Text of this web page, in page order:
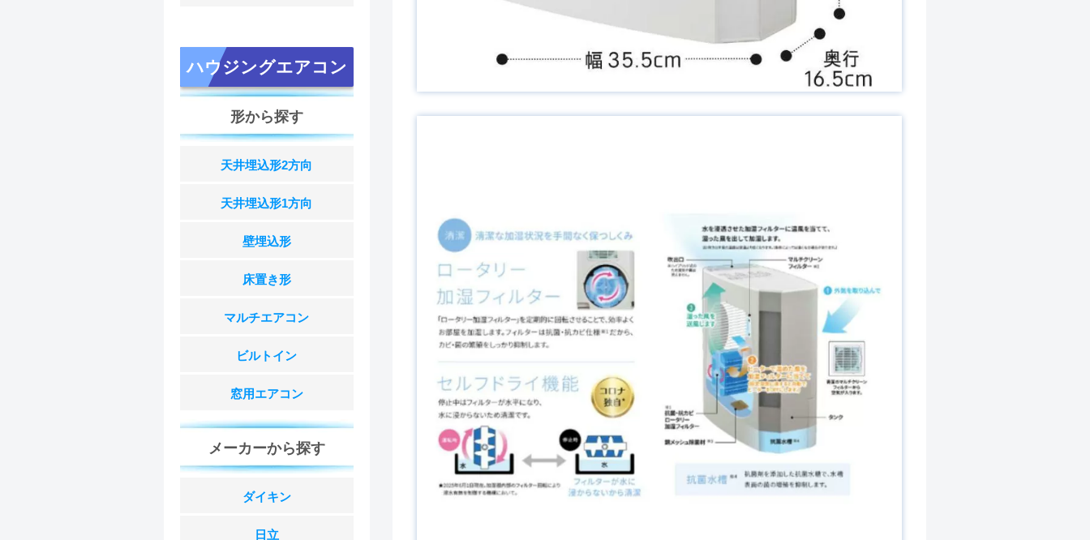
ハウジングエアコン
形から探す
天井埋込形2方向
天井埋込形1方向
壁埋込形
床置き形
マルチエアコン
ビルトイン
窓用エアコン
メーカーから探す
ダイキン
日立